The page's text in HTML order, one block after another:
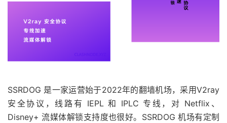
SSRDOG 是一家运营始于2022年的翻墙机场，采用V2ray
安全协议，线路有 IEPL 和 IPLC 专线，对 Netflix、
Disney+ 流媒体解锁支持度也很好。SSRDOG 机场有定制